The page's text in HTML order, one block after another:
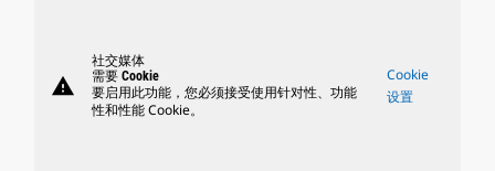
warning
社交媒体
需要 Cookie
要启用此功能，您必须接受使用针对性、功能
性和性能 Cookie。
Cookie
设置